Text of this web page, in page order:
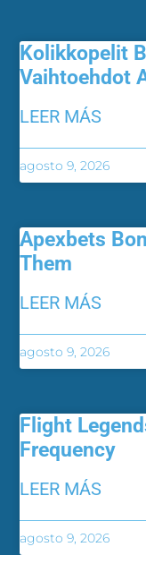
Kolikkopelit
Vaihtoehdot
LEER MÁS
agosto 9, 2026
Apexbets
Them
LEER MÁS
agosto 9, 2026
Flight
Frequency
LEER MÁS
agosto 9, 2026